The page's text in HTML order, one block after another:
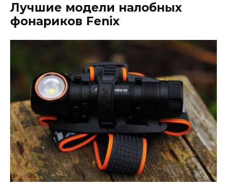
Лучшие модели налобных
фонариков Fenix